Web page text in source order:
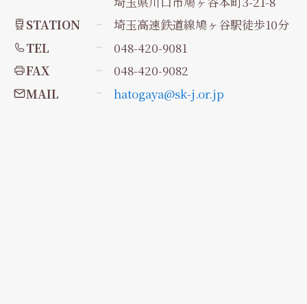
STATION
埼玉高速鉄道線鳩ヶ谷駅徒歩10分
TEL
048-420-9081
FAX
048-420-9082
MAIL
hatogaya@sk-j.or.jp